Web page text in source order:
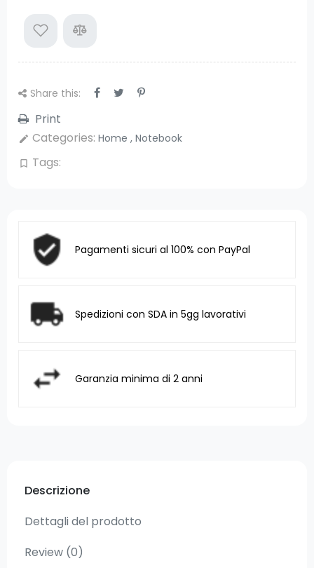
Share this:
Print
edit Categories: Home , Notebook
bookmark_border Tags:
Pagamenti sicuri al 100% con PayPal
Spedizioni con SDA in 5gg lavorativi
Garanzia minima di 2 anni
Descrizione
Dettagli del prodotto
Review (0)